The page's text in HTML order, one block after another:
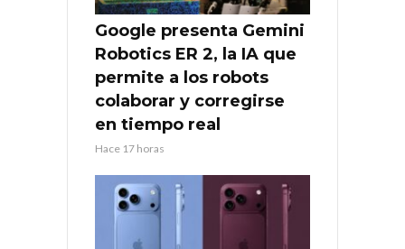
Google presenta Gemini
Robotics ER 2, la IA que
permite a los robots
colaborar y corregirse
en tiempo real
Hace 17 horas